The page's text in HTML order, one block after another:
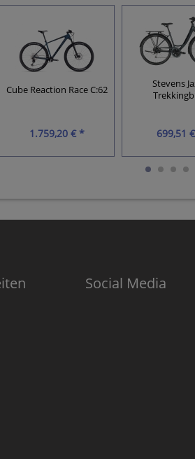
Cube Reaction Race C:62
1.759,20 € *
Stevens
699,51
Social Media